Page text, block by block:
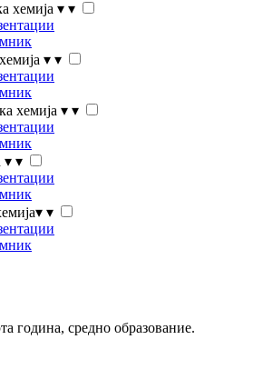
хемија ▾ ▾
▾ ▾
хемија ▾ ▾
▾ ▾
▾ ▾
година, средно образование.